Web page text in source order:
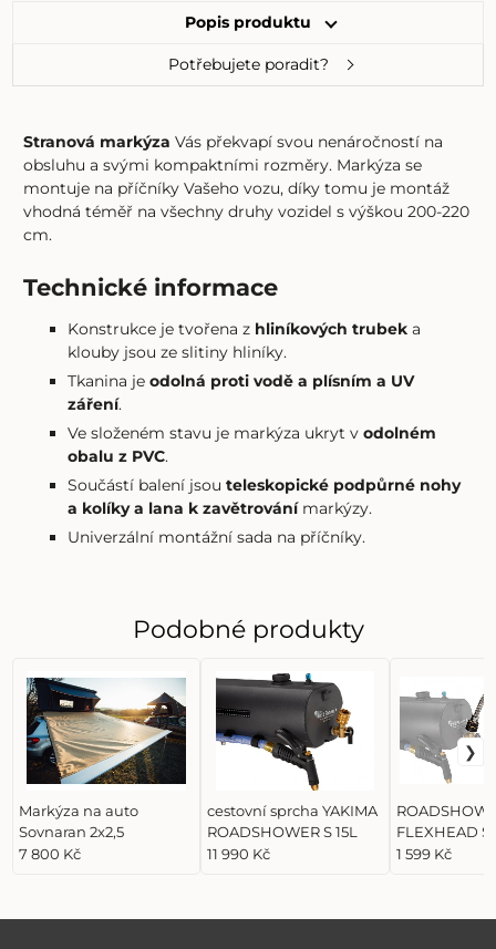
Popis produktu
Potřebujete poradit?
Stranová markýza Vás překvapí svou nenáročností na
obsluhu a svými kompaktními rozměry. Markýza se
montuje na příčníky Vašeho vozu, díky tomu je montáž
vhodná téměř na všechny druhy vozidel s výškou 200-220
cm.
Technické informace
Konstrukce je tvořena z hliníkových trubek a
klouby jsou ze slitiny hliníky.
Tkanina jeodolná proti vodě a plísním a UV
záření.
Ve složeném stavu je markýza ukryt vodolném
obalu z PVC.
Součástí balení jsouteleskopické podpůrné nohy
a kolíky a lana k zavětrovánímarkýzy.
Univerzální montážní sada na příčníky.
Podobné produkty
Markýza na auto
Sovnaran 2x2,5
7 800 Kč
cestovní sprcha YAKIMA
ROADSHOWER S 15L
11 990 Kč
FLEXHEAD
LARGE
1 599 Kč